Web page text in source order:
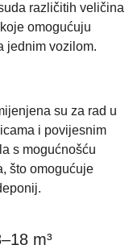
različitih veličina
omogućuju
jednim vozilom.
su za rad u
i povijesnim
s mogućnošću
što omogućuje
m³